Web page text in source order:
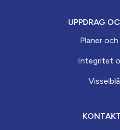
UPPDRAG
Planer
Integritet